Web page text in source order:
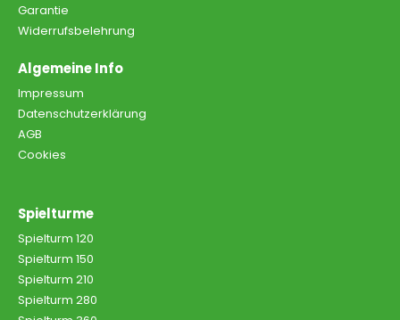
Garantie
Widerrufsbelehrung
Algemeine Info
Impressum
Datenschutzerklärung
AGB
Cookies
Spielturme
Spielturm 120
Spielturm 150
Spielturm 210
Spielturm 280